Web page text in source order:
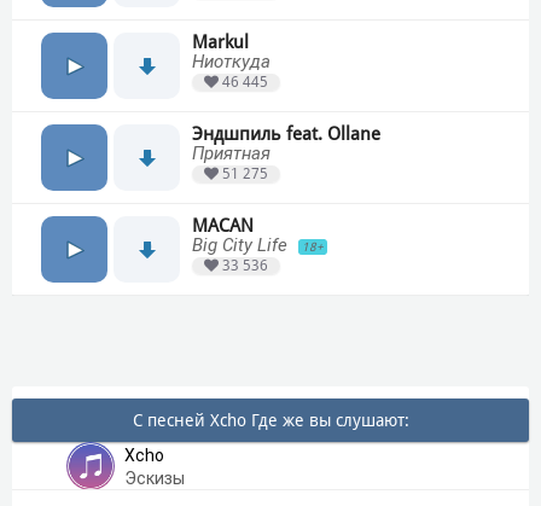
Markul
Ниоткуда
46 445
Эндшпиль feat. Ollane
Приятная
51 275
MACAN
Big City Life
18+
33 536
С песней Xcho Где же вы слушают:
Xcho
Эскизы